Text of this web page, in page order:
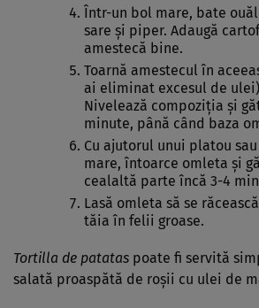
Într-un bol mare, bate
sare și piper. Adaugă
amestecă bine.
Toarnă amestecul în
ai eliminat excesul de
Nivelează compoziția și
minute, până când baza
Cu ajutorul unui platou
mare, întoarce omleta și
cealaltă parte încă 3-4
Lasă omleta să se
tăia în felii groase.
Tortilla de patatas poate fi servită
salată proaspătă de roșii cu ulei de